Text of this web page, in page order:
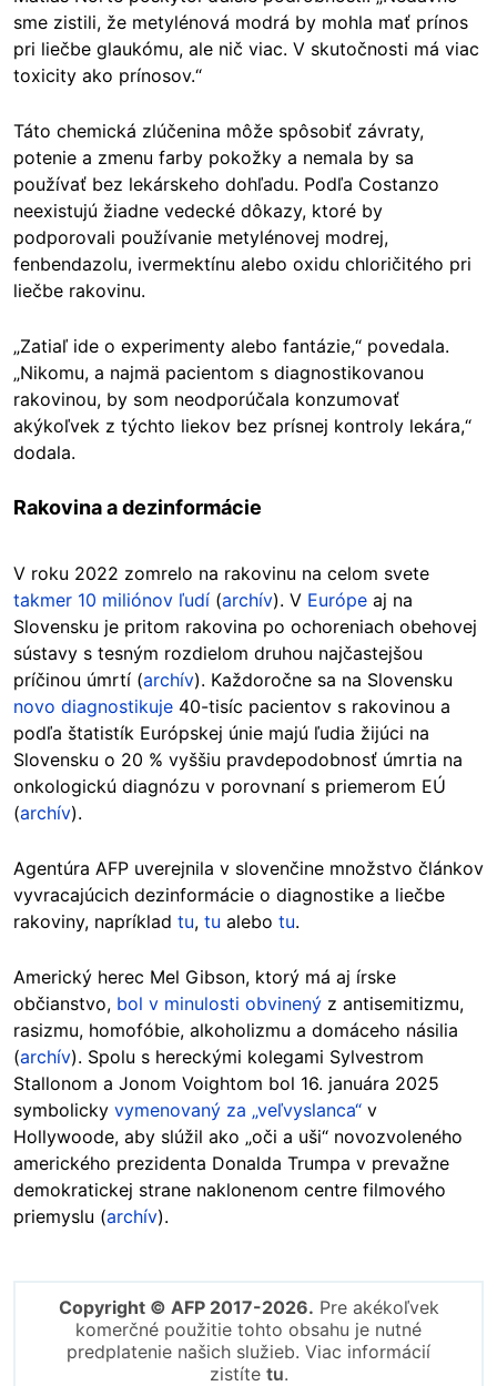
sme zistili, že metylénová modrá by mohla mať prínos
pri liečbe glaukómu, ale nič viac. V skutočnosti má viac
toxicity ako prínosov.“
Táto chemická zlúčenina môže spôsobiť závraty,
potenie a zmenu farby pokožky a nemala by sa
používať bez lekárskeho dohľadu. Podľa Costanzo
neexistujú žiadne vedecké dôkazy, ktoré by
podporovali používanie metylénovej modrej,
fenbendazolu, ivermektínu alebo oxidu chloričitého pri
liečbe rakovinu.
„Zatiaľ ide o experimenty alebo fantázie,“ povedala.
„Nikomu, a najmä pacientom s diagnostikovanou
rakovinou, by som neodporúčala konzumovať
akýkoľvek z týchto liekov bez prísnej kontroly lekára,“
dodala.
Rakovina a dezinformácie
V roku 2022 zomrelo na rakovinu na celom svete
takmer 10 miliónov ľudí (archív). V Európe aj na
Slovensku je pritom rakovina po ochoreniach obehovej
sústavy s tesným rozdielom druhou najčastejšou
príčinou úmrtí (archív). Každoročne sa na Slovensku
novo diagnostikuje 40-tisíc pacientov s rakovinou a
podľa štatistík Európskej únie majú ľudia žijúci na
Slovensku o 20 % vyššiu pravdepodobnosť úmrtia na
onkologickú diagnózu v porovnaní s priemerom EÚ
(archív).
Agentúra AFP uverejnila v slovenčine množstvo článkov
vyvracajúcich dezinformácie o diagnostike a liečbe
rakoviny, napríklad tu, tu alebo tu.
Americký herec Mel Gibson, ktorý má aj írske
občianstvo, bol v minulosti obvinený z antisemitizmu,
rasizmu, homofóbie, alkoholizmu a domáceho násilia
(archív). Spolu s hereckými kolegami Sylvestrom
Stallonom a Jonom Voightom bol 16. januára 2025
symbolicky vymenovaný za „veľvyslanca“ v
Hollywoode, aby slúžil ako „oči a uši“ novozvoleného
amerického prezidenta Donalda Trumpa v prevažne
demokratickej strane naklonenom centre filmového
priemyslu (archív).
Copyright © AFP 2017-2026. Pre akékoľvek
komerčné použitie tohto obsahu je nutné
predplatenie našich služieb. Viac informácií
zistíte tu.